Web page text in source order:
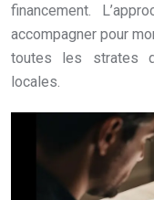
financement.
accompagner pour
toutes les strates
locales.